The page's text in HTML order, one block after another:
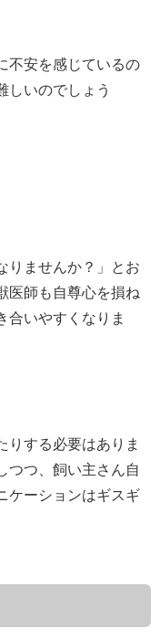
不安を感じているの
しいのでしょう
りませんか？」とお
医師も自尊心を損ね
合いやすくなりま
りする必要はありま
つつ、飼い主さん自
ケーションはギスギ